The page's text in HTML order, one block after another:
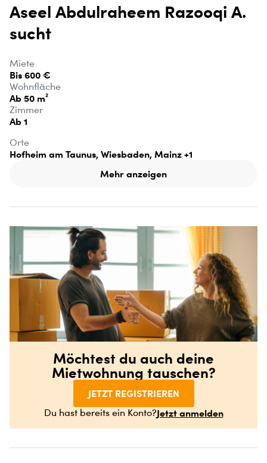
Aseel Abdulraheem Razooqi A.
sucht
Miete
Bis 600 €
Wohnfläche
Ab 50 m²
Zimmer
Ab 1
Orte
Hofheim am Taunus, Wiesbaden, Mainz +1
Mehr anzeigen
Möchtest du auch deine
Mietwohnung tauschen?
JETZT REGISTRIEREN
Du hast bereits ein Konto?Jetzt anmelden